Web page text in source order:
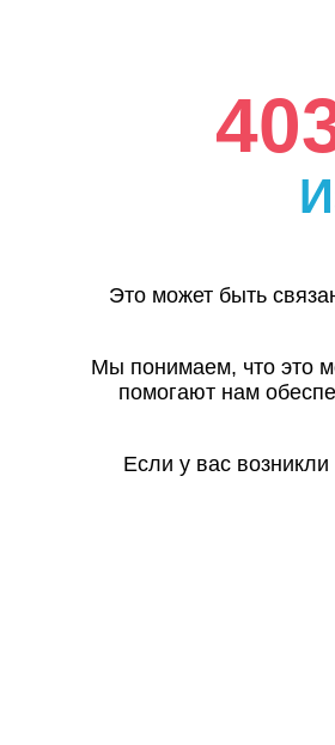
Это может быть
Мы понимаем, что это
помогают нам
Если у вас